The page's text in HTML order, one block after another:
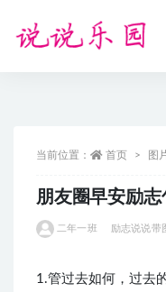
当前位置： 首页 图
朋友圈早安励
二年一班 励志说说带
1.管过去如何，过去